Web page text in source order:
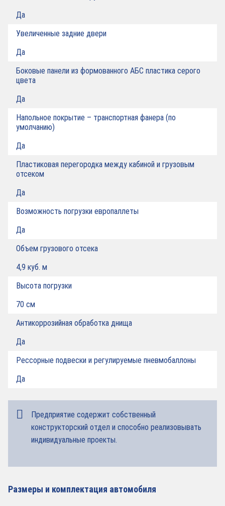
Да
Увеличенные задние двери
Да
Боковые панели из формованного АБС пластика серого
цвета
Да
Напольное покрытие – транспортная фанера (по
умолчанию)
Да
Пластиковая перегородка между кабиной и грузовым
отсеком
Да
Возможность погрузки европаллеты
Да
Объем грузового отсека
4,9 куб. м
Высота погрузки
70 см
Антикоррозийная обработка днища
Да
Рессорные подвески и регулируемые пневмобаллоны
Да
Предприятие содержит собственный
конструкторский отдел и способно реализовывать
индивидуальные проекты.
Размеры и комплектация автомобиля